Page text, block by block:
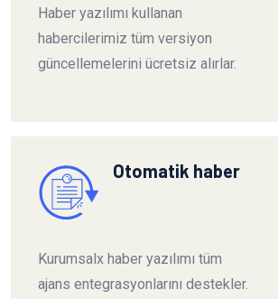
Haber yazılımı kullanan
habercilerimiz tüm versiyon
güncellemelerini ücretsiz alırlar.
Otomatik haber
Kurumsalx haber yazılımı tüm
ajans entegrasyonlarını destekler.